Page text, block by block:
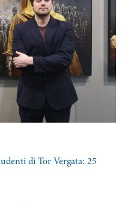
di Tor Vergata: 25